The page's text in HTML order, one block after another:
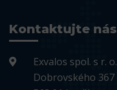
Kontaktujte nás
Exvalos spol. s r. o.
Dobrovského 367